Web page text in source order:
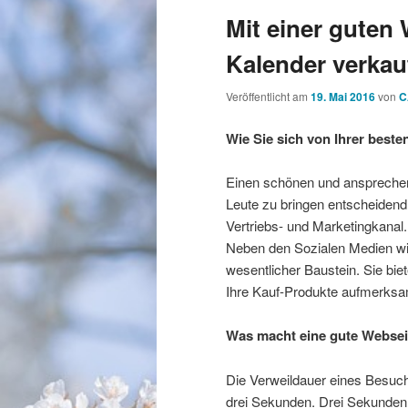
Mit einer guten
Kalender
Veröffentlicht am 19. Mai 2016von
Wie Sie sich von Ihrer
Einen schönen und
Leute zu bringen
Vertriebs- und
Neben den Sozialen Medien
wesentlicher Baustein. Sie
Ihre Kauf-Produkte
Was macht eine gute
Die Verweildauer eines
drei Sekunden. Drei